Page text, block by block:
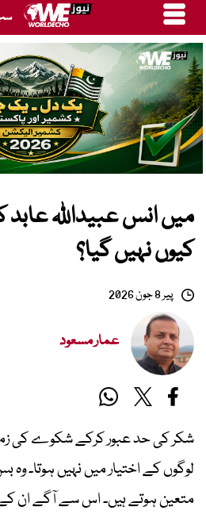
میں انس عبیداللہ
کیوں نہیں گیا؟
پیر 8 جون 2026
عمار مسعود
شکر کی حد عبور کرکے شکوے کی
لوگوں کے اختیار میں نہیں ہوتا۔
متعین ہوتے ہیں۔ اس سے آگے ان